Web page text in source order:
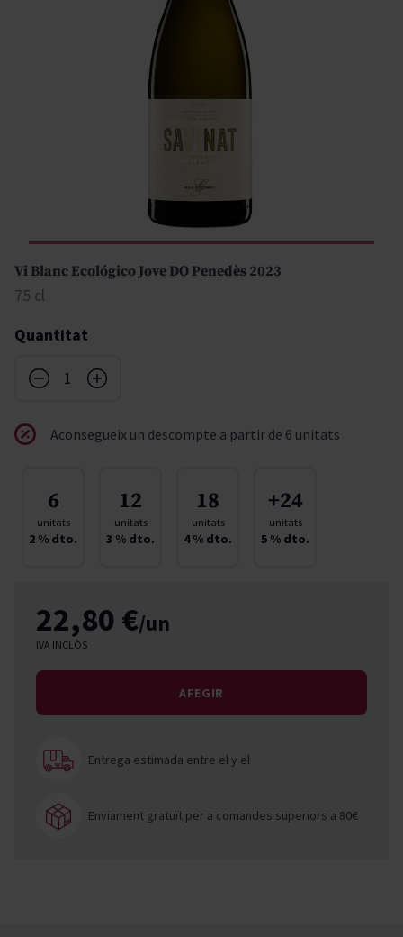
Vi Blanc Ecológico Jove DO Penedès 2023
75 cl
Quantitat
Aconsegueix un descompte a partir de 6 unitats
6
unitats
2 % dto.
12
unitats
3 % dto.
18
unitats
4% dto.
+24
unitats
5 % dto.
22,80 €/un
IVA INCLÒS
AFEGIR
Entrega estimada entre ely el
Enviament gratuït per a comandes superiors a 80€